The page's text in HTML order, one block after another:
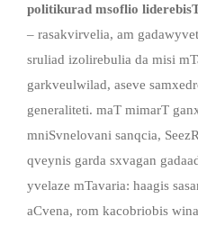
politikurad msoflio
– rasakvirvelia, am
sruliad izolirebulia da misi
garkveulwilad, aseve
generaliteti. maT mimarT
mniSvnelovani sanqcia,
qveynis garda sxvagan
yvelaze mTavaria: haagis
aCvena, rom kacobriobis